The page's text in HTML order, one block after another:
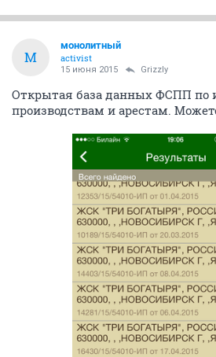
М
монолитный
activist
15 июня 2015 Grizzly
Открытая база данных ФСПП по
производствам и арестам.